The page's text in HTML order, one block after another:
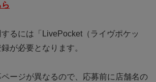
るには「LivePocket（ライヴポケッ
が必要となります。
ージが異なるので、応募前に店舗名の